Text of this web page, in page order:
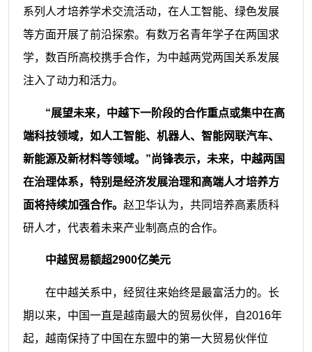
系列人才培养学术交流活动，在人工智能、绿色发展
等方面开展了前沿探索。有数万名青年学子在两国求
学，数百所高校携手合作，为中越两党两国关系发展
注入了动力和活力。
“展望未来，中越下一阶段的合作重点或集中在高
端科技领域，如人工智能、机器人、智能网联汽车、
新能源及新材料等领域。”尚锋表示，未来，中越两国
在治理体系，特别是经济发展治理和高端人才培养方
面将持续加强合作。 赵卫华认为，共同培养高素质科
研人才，代表着未来产业制高点的合作。
中越贸易额超2900亿美元
在中越关系中，经贸往来始终是最富活力的。长
期以来，中国一直是越南最大的贸易伙伴，自2016年
起，越南保持了中国在东盟中的第一大贸易伙伴位